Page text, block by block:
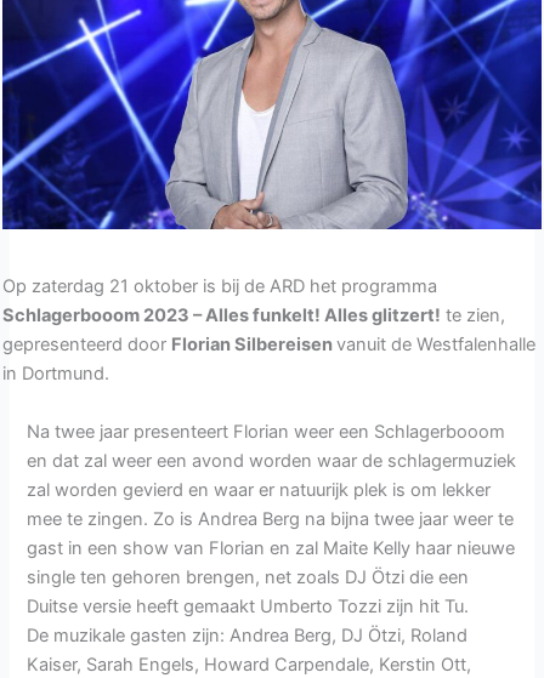
Op zaterdag 21 oktober is bij de ARD het programma
Schlagerbooom 2023 – Alles funkelt! Alles glitzert! te zien,
gepresenteerd door Florian Silbereisenvanuit de Westfalenhalle
in Dortmund.
Na twee jaar presenteert Florian weer een Schlagerbooom
en dat zal weer een avond worden waar de schlagermuziek
zal worden gevierd en waar er natuurijk plek is om lekker
mee te zingen. Zo is Andrea Berg na bijna twee jaar weer te
gast in een show van Florian en zal Maite Kelly haar nieuwe
single ten gehoren brengen, net zoals DJ Ötzi die een
Duitse versie heeft gemaakt Umberto Tozzi zijn hit Tu.
De muzikale gasten zijn: Andrea Berg, DJ Ötzi, Roland
Kaiser, Sarah Engels, Howard Carpendale, Kerstin Ott,